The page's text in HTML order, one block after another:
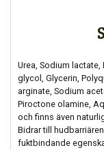
Urea, Sodium
glycol, Glycerin,
arginate, Sodium
Piroctone olamine,
och finns även
Bidrar till
fuktbindande